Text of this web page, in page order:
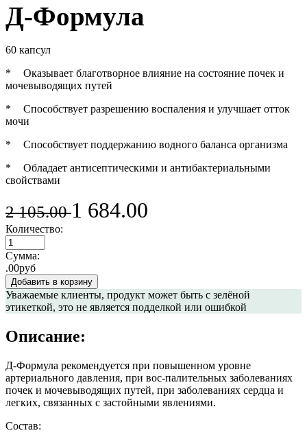
Д-Формула
60 капсул
*
Оказывает благотворное влияние на состояние почек и
мочевыводящих путей
*
Способствует разрешению воспаления и улучшает отток
мочи
*
Способствует поддержанию водного баланса организма
*
Обладает антисептическими и антибактериальными
свойствами
2 105.001 684.00
Количество:
Сумма:
.00руб
Добавить в корзину
Уважаемые клиенты, продукт может быть с зелёной
этикеткой, это не является подделкой или ошибкой
Описание:
Д-Формула рекомендуется при повышенном уровне
артериального давления, при вос-палительных заболеваниях
почек и мочевыводящих путей, при заболеваниях сердца и
легких, связанных с застойными явлениями.
Состав: